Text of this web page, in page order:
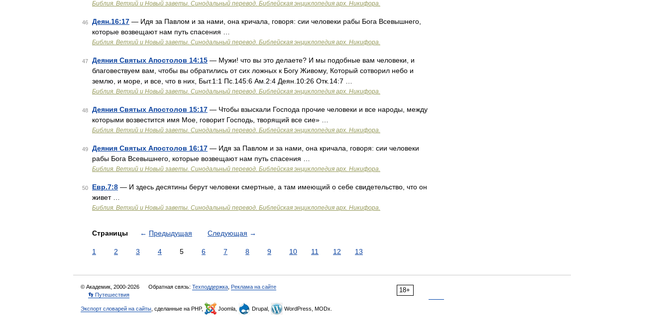
Библия. Ветхий и Новый заветы. Синодальный перевод. Библейская энциклопедия арх. Никифора.
46 Деян.16:17 — Идя за Павлом и за нами, она кричала, говоря: сии человеки рабы Бога Всевышнего,
которые возвещают нам путь спасения …
Библия. Ветхий и Новый заветы. Синодальный перевод. Библейская энциклопедия арх. Никифора.
47 Деяния Святых Апостолов 14:15 — Мужи! что вы это делаете? И мы подобные вам человеки, и
благовествуем вам, чтобы вы обратились от сих ложных к Богу Живому, Который сотворил небо и
землю, и море, и все, что в них, Быт.1:1 Пс.145:6 Ам.2:4 Деян.10:26 Отк.14:7 …
Библия. Ветхий и Новый заветы. Синодальный перевод. Библейская энциклопедия арх. Никифора.
48 Деяния Святых Апостолов 15:17 — Чтобы взыскали Господа прочие человеки и все народы, между
которыми возвестится имя Мое, говорит Господь, творящий все сие» …
Библия. Ветхий и Новый заветы. Синодальный перевод. Библейская энциклопедия арх. Никифора.
49 Деяния Святых Апостолов 16:17 — Идя за Павлом и за нами, она кричала, говоря: сии человеки
рабы Бога Всевышнего, которые возвещают нам путь спасения …
Библия. Ветхий и Новый заветы. Синодальный перевод. Библейская энциклопедия арх. Никифора.
50 Евр.7:8 — И здесь десятины берут человеки смертные, а там имеющий о себе свидетельство, что он
живет …
Библия. Ветхий и Новый заветы. Синодальный перевод. Библейская энциклопедия арх. Никифора.
Страницы ← Предыдущая Следующая →
1 2 3 4 5 6 7 8 9 10 11 12 13
18+
© Академик, 2000-2026 Обратная связь: Техподдержка Реклама на сайте
👣 Путешествия
Экспорт словарей на сайты , сделанные на PHP, Joomla, Drupal, WordPress, MODx.